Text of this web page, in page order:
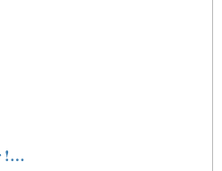
!…